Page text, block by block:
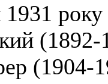
(1904-